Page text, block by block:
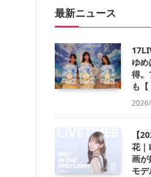
最新ニュース
ゆ
得。
も
【
花｜
画が
モ